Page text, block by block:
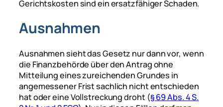
Gerichtskosten sind ein ersatzfähiger Schaden.
Ausnahmen
Ausnahmen sieht das Gesetz nur dann vor, wenn
die Finanzbehörde über den Antrag ohne
Mitteilung eines zureichenden Grundes in
angemessener Frist sachlich nicht entschieden
hat oder eine Vollstreckung droht (§ 69 Abs. 4 S.